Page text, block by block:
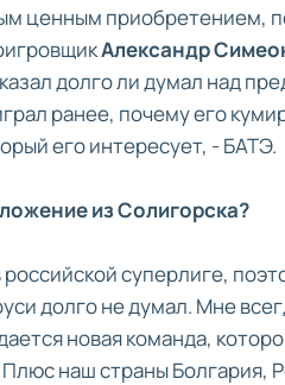
ценным приобретением,
Александр
долго ли думал над
ранее, почему его
его интересует, - БАТЭ.
из Солигорска?
суперлиге,
долго не думал. Мне
новая команда,
наш страны Болгария,